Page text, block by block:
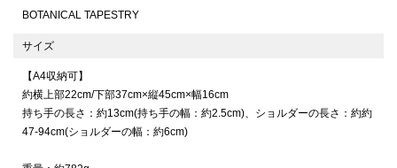
BOTANICAL TAPESTRY
サイズ
【A4収納可】
約横上部22cm/下部37cm×縦45cm×幅16cm
持ち手の長さ：約13cm(持ち手の幅：約2.5cm)、ショルダーの長さ：約約
47-94cm(ショルダーの幅：約6cm)